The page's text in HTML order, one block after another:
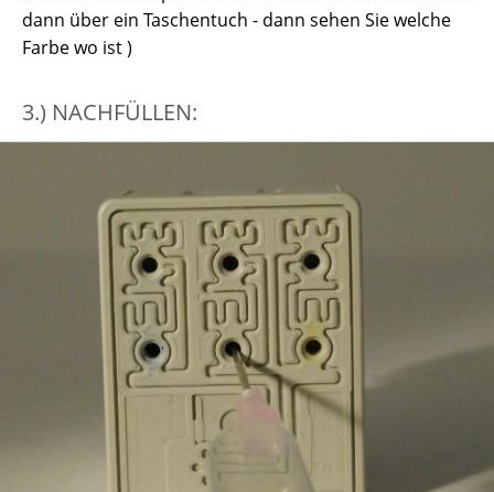
dann über ein Taschentuch - dann sehen Sie welche
Farbe wo ist )
3.) NACHFÜLLEN: